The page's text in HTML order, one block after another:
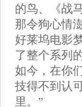
的鸟、《战
那令狗心情
好莱坞电影
了整个系列
如今，在你
技得不到认
里。”